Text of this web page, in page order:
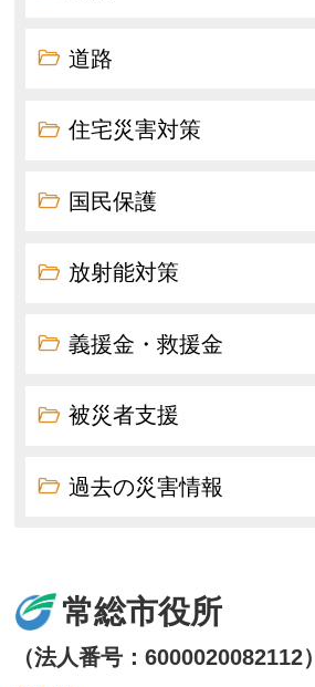
道路
住宅災害対策
国民保護
放射能対策
義援金・救援金
被災者支援
過去の災害情報
常総市役所
（法人番号：6000020082112）